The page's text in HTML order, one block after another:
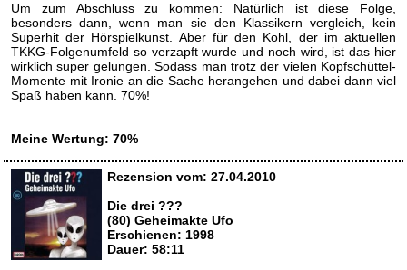
Um zum Abschluss zu kommen: Natürlich ist diese Folge,
besonders dann, wenn man sie den Klassikern vergleich, kein
Superhit der Hörspielkunst. Aber für den Kohl, der im aktuellen
TKKG-Folgenumfeld so verzapft wurde und noch wird, ist das hier
wirklich super gelungen. Sodass man trotz der vielen Kopfschüttel-
Momente mit Ironie an die Sache herangehen und dabei dann viel
Spaß haben kann. 70%!
Meine Wertung: 70%
Rezension vom: 27.04.2010
Die drei ???
(80) Geheimakte Ufo
Erschienen: 1998
Dauer: 58:11